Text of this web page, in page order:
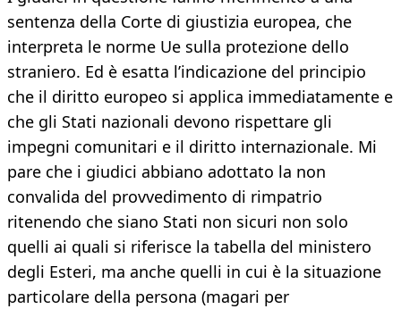
sentenza della Corte di giustizia europea, che
interpreta le norme Ue sulla protezione dello
straniero. Ed è esatta l’indicazione del principio
che il diritto europeo si applica immediatamente e
che gli Stati nazionali devono rispettare gli
impegni comunitari e il diritto internazionale. Mi
pare che i giudici abbiano adottato la non
convalida del provvedimento di rimpatrio
ritenendo che siano Stati non sicuri non solo
quelli ai quali si riferisce la tabella del ministero
degli Esteri, ma anche quelli in cui è la situazione
particolare della persona (magari per